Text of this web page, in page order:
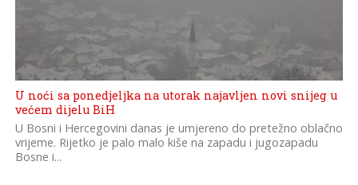
U noći sa ponedjeljka na utorak najavljen novi snijeg u
većem dijelu BiH
U Bosni i Hercegovini danas je umjereno do pretežno oblačno
vrijeme. Rijetko je palo malo kiše na zapadu i jugozapadu
Bosne i...